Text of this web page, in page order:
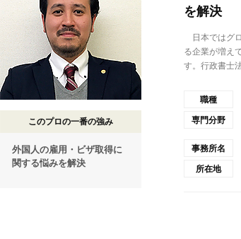
このプロの一番の強み
外国人の雇用・ビザ取得に
関する悩みを解決
を解決
日本ではグ
る企業が増え
す。行政書士
職種
専門分野
事務所名
所在地